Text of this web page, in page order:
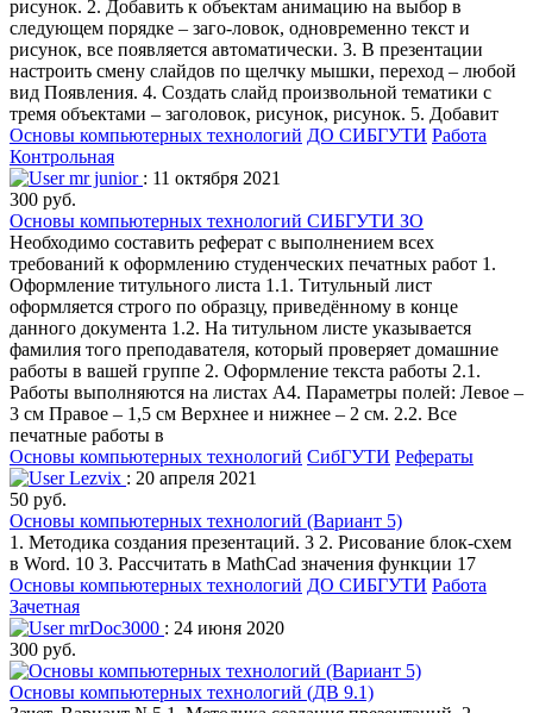
рисунок. 2. Добавить к объектам анимацию на выбор в
следующем порядке – заго-ловок, одновременно текст и
рисунок, все появляется автоматически. 3. В презентации
настроить смену слайдов по щелчку мышки, переход – любой
вид Появления. 4. Создать слайд произвольной тематики с
тремя объектами – заголовок, рисунок, рисунок. 5. Добавит
Основы компьютерных технологий ДО СИБГУТИ Работа
Контрольная
mr junior : 11 октября 2021
300 руб.
Основы компьютерных технологий СИБГУТИ ЗО
Необходимо составить реферат с выполнением всех
требований к оформлению студенческих печатных работ 1.
Оформление титульного листа 1.1. Титульный лист
оформляется строго по образцу, приведённому в конце
данного документа 1.2. На титульном листе указывается
фамилия того преподавателя, который проверяет домашние
работы в вашей группе 2. Оформление текста работы 2.1.
Работы выполняются на листах А4. Параметры полей: Левое –
3 см Правое – 1,5 см Верхнее и нижнее – 2 см. 2.2. Все
печатные работы в
Основы компьютерных технологий СибГУТИ Рефераты
Lezvix : 20 апреля 2021
50 руб.
Основы компьютерных технологий (Вариант 5)
1. Методика создания презентаций. 3 2. Рисование блок-схем
в Word. 10 3. Рассчитать в MathCad значения функции 17
Основы компьютерных технологий ДО СИБГУТИ Работа
Зачетная
mrDoc3000 : 24 июня 2020
300 руб.
Основы компьютерных технологий (ДВ 9.1)